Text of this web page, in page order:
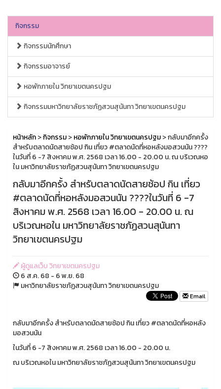
กิจกรรม
กิจกรรมนักศึกษา
กิจกรรมอาจารย์
หอพักภายใน วิทยาเขตนครปฐม
กิจกรรมมหาวิทยาลัยราชภัฏสวนสุนันทา วิทยาเขตนครปฐม
หน้าหลัก>กิจกรรม>หอพักภายใน วิทยาเขตนครปฐม> กลับมาอีกครั้ง
สำหรับตลาดนัดสายช้อป กิน เที่ยว #ตลาดนัดที่หอหลังมอสวนนัน ????
ในวันที่ 6 -7 สิงหาคม พ.ศ. 2568 เวลา 16.00 - 20.00 น. ณ บริเวณหอ
ใน มหาวิทยาลัยราชภัฏสวนสุนันทา วิทยาเขตนครปฐม
กลับมาอีกครั้ง สำหรับตลาดนัดสายช้อป กิน เที่ยว
#ตลาดนัดที่หอหลังมอสวนนัน ????ในวันที่ 6 -7
สิงหาคม พ.ศ. 2568 เวลา 16.00 - 20.00 น. ณ
บริเวณหอใน มหาวิทยาลัยราชภัฏสวนสุนันทา
วิทยาเขตนครปฐม
ผู้ดูแลเว็บ วิทยาเขตนครปฐม
6 ส.ค. 68 - 6 พ.ย. 68
มหาวิทยาลัยราชภัฏสวนสุนันทา วิทยาเขตนครปฐม
Email
กลับมาอีกครั้ง สำหรับตลาดนัดสายช้อป กิน เที่ยว #ตลาดนัดที่หอหลัง
มอสวนนัน
ในวันที่ 6 -7 สิงหาคม พ.ศ. 2568 เวลา 16.00 - 20.00 น.
ณ บริเวณหอใน มหาวิทยาลัยราชภัฏสวนสุนันทา วิทยาเขตนครปฐม